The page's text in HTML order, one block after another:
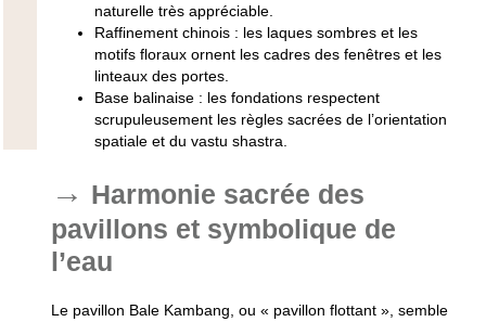
naturelle très appréciable.
Raffinement chinois : les laques sombres et les
motifs floraux ornent les cadres des fenêtres et les
linteaux des portes.
Base balinaise : les fondations respectent
scrupuleusement les règles sacrées de l’orientation
spatiale et du vastu shastra.
Harmonie sacrée des
pavillons et symbolique de
l’eau
Le pavillon Bale Kambang, ou « pavillon flottant », semble